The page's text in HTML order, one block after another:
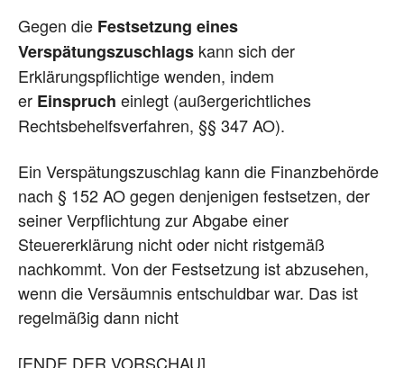
Gegen die Festsetzung eines
Verspätungszuschlags kann sich der
Erklärungspflichtige wenden, indem
er Einspruch einlegt (außergerichtliches
Rechtsbehelfsverfahren, §§ 347 AO).
Ein Verspätungszuschlag kann die Finanzbehörde
nach § 152 AO gegen denjenigen festsetzen, der
seiner Verpflichtung zur Abgabe einer
Steuererklärung nicht oder nicht ristgemäß
nachkommt. Von der Festsetzung ist abzusehen,
wenn die Versäumnis entschuldbar war. Das ist
regelmäßig dann nicht
[ENDE DER VORSCHAU]